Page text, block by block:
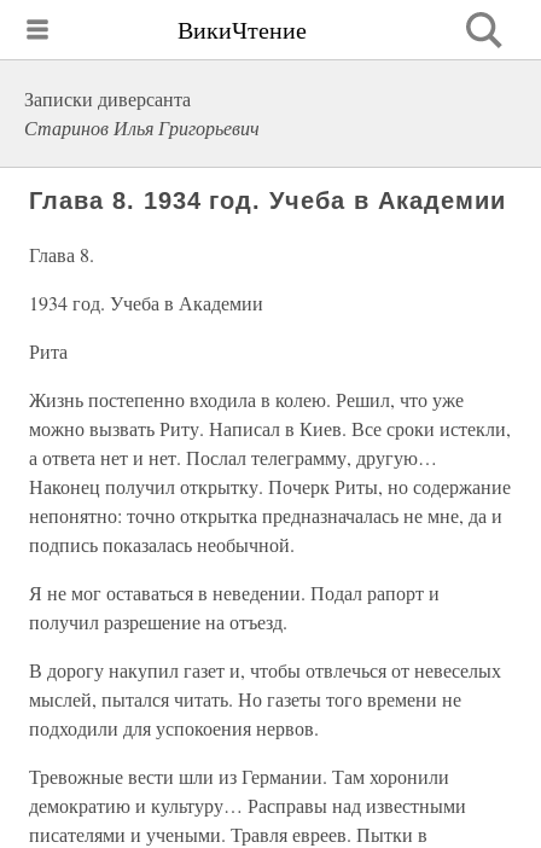
ВикиЧтение
Записки диверсанта
Старинов Илья Григорьевич
Глава 8. 1934 год. Учеба в Академии
Глава 8.
1934 год. Учеба в Академии
Рита
Жизнь постепенно входила в колею. Решил, что уже
можно вызвать Риту. Написал в Киев. Все сроки истекли,
а ответа нет и нет. Послал телеграмму, другую…
Наконец получил открытку. Почерк Риты, но содержание
непонятно: точно открытка предназначалась не мне, да и
подпись показалась необычной.
Я не мог оставаться в неведении. Подал рапорт и
получил разрешение на отъезд.
В дорогу накупил газет и, чтобы отвлечься от невеселых
мыслей, пытался читать. Но газеты того времени не
подходили для успокоения нервов.
Тревожные вести шли из Германии. Там хоронили
демократию и культуру… Расправы над известными
писателями и учеными. Травля евреев. Пытки в